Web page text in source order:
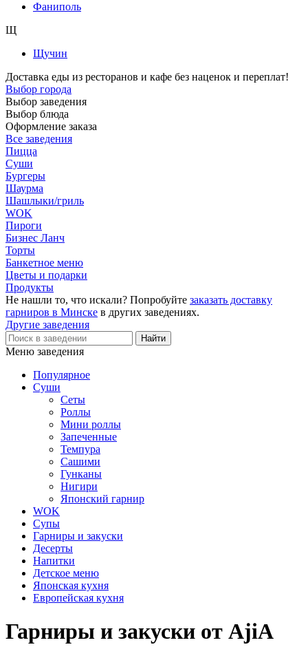
Фаниполь
Щ
Щучин
Доставка еды из ресторанов и кафе без наценок и переплат!
Выбор города
Выбор заведения
Выбор блюда
Оформление заказа
Все заведения
Пицца
Суши
Бургеры
Шаурма
Шашлыки/гриль
WOK
Пироги
Бизнес Ланч
Торты
Банкетное меню
Цветы и подарки
Продукты
Не нашли то, что искали? Попробуйте заказать доставку
гарниров в Минске в других заведениях.
Другие заведения
Меню заведения
Популярное
Суши
Сеты
Роллы
Мини роллы
Запеченные
Темпура
Сашими
Гунканы
Нигири
Японский гарнир
WOK
Супы
Гарниры и закуски
Десерты
Напитки
Детское меню
Японская кухня
Европейская кухня
Гарниры и закуски от AjiA